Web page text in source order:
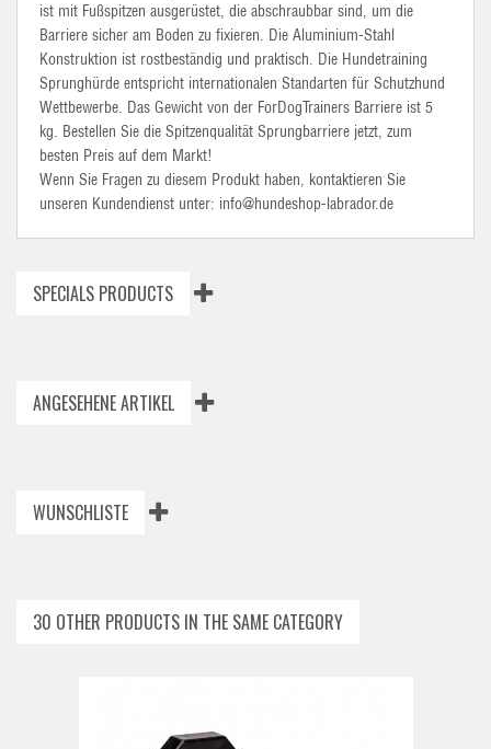
ist mit Fußspitzen ausgerüstet, die abschraubbar sind, um die
Barriere sicher am Boden zu fixieren. Die Aluminium-Stahl
Konstruktion ist rostbeständig und praktisch. Die Hundetraining
Sprunghürde entspricht internationalen Standarten für Schutzhund
Wettbewerbe. Das Gewicht von der ForDogTrainers Barriere ist 5
kg. Bestellen Sie die Spitzenqualität Sprungbarriere jetzt, zum
besten Preis auf dem Markt!
Wenn Sie Fragen zu diesem Produkt haben, kontaktieren Sie
unseren Kundendienst unter: info@hundeshop-labrador.de
SPECIALS PRODUCTS
ANGESEHENE ARTIKEL
WUNSCHLISTE
30 OTHER PRODUCTS IN THE SAME CATEGORY